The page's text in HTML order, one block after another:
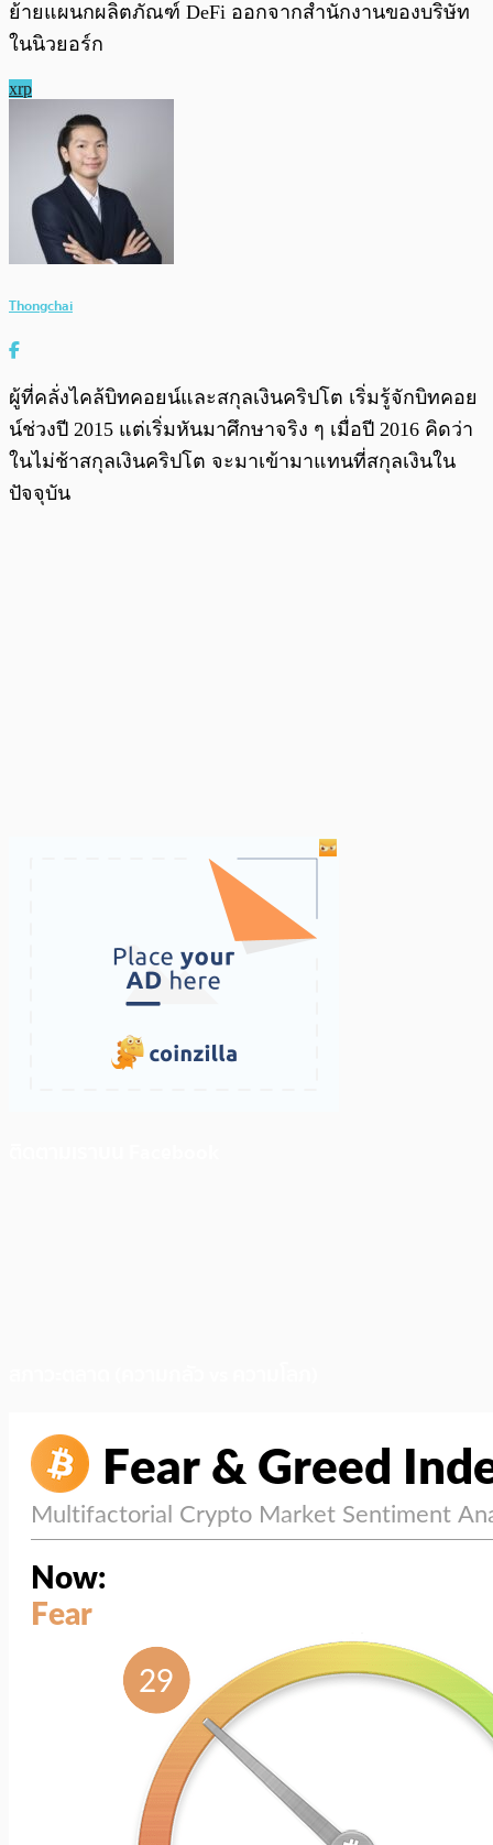
ย้ายแผนกผลิตภัณฑ์ DeFi ออกจากสำนักงานของบริษัท
ในนิวยอร์ก
xrp
Thongchai
ผู้ที่คลั่งไคล้บิทคอยน์และสกุลเงินคริปโต เริ่มรู้จักบิทคอย
น์ช่วงปี 2015 แต่เริ่มหันมาศึกษาจริง ๆ เมื่อปี 2016 คิดว่า
ในไม่ช้าสกุลเงินคริปโต จะมาเข้ามาแทนที่สกุลเงินใน
ปัจจุบัน